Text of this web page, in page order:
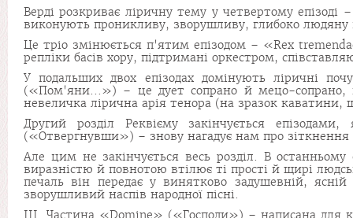
Верді розкриває ліричну тему у четвертому
виконують проникли­ву, зворушливу, глибоко
Це тріо змінюється п'ятим епізодом – «Rex
репліки басів хору, під­тримані оркестром,
У подальших двох епізодах домінують ліричні
(«Пом'яни...») – це дует сопрано й мецо-
невеличка лірична арія тенора (на зразок
Другий розділ Реквієму закінчується
(«Отвергнувши») – знову нага­дує нам про
Але цим не закінчується весь розділ. В
виразністю й повнотою втілює ті прості й щирі
печаль він передає у винятково задушевній,
зворушливий наспів народної пісні.
III. Частина «Domine» («Господи») – написана для